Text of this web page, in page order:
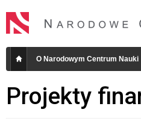
O Narodowym Centrum Nauki
Projekty